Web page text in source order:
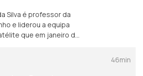
Silva é professor da
e liderou a equipa
que em janeiro de
46min